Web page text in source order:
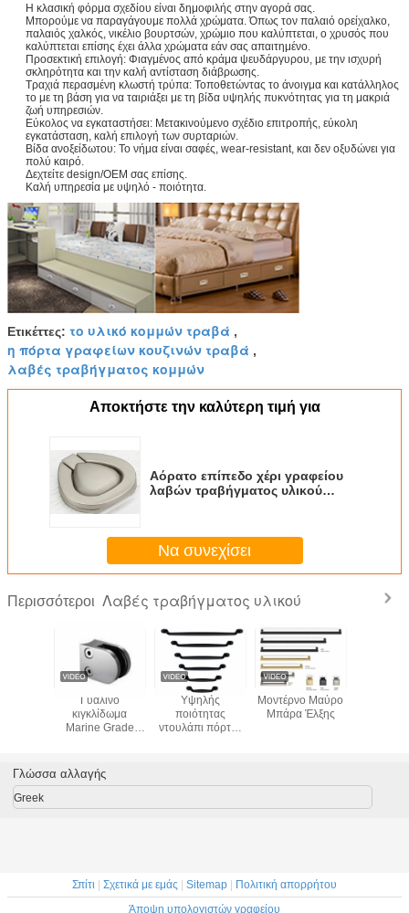
Η κλασική φόρμα σχεδίου είναι δημοφιλής στην αγορά σας.
Μπορούμε να παραγάγουμε πολλά χρώματα. Όπως τον παλαιό ορείχαλκο,
παλαιός χαλκός, νικέλιο βουρτσών, χρώμιο που καλύπτεται, ο χρυσός που
καλύπτεται επίσης έχει άλλα χρώματα εάν σας απαιτημένο.
Προσεκτική επιλογή: Φιαγμένος από κράμα ψευδάργυρου, με την ισχυρή
σκληρότητα και την καλή αντίσταση διάβρωσης.
Τραχιά περασμένη κλωστή τρύπα: Τοποθετώντας το άνοιγμα και κατάλληλος
το με τη βάση για να ταιριάξει με τη βίδα υψηλής πυκνότητας για τη μακριά
ζωή υπηρεσιών.
Εύκολος να εγκαταστήσει: Μετακινούμενο σχέδιο επιτροπής, εύκολη
εγκατάσταση, καλή επιλογή των συρταριών.
Βίδα ανοξείδωτου: Το νήμα είναι σαφές, wear-resistant, και δεν οξυδώνει για
πολύ καιρό.
Δεχτείτε design/OEM σας επίσης.
Καλή υπηρεσία με υψηλό - ποιότητα.
Ετικέττες: το υλικό κομμών τραβά ,
η πόρτα γραφείων κουζινών τραβά ,
λαβές τραβήγματος κομμών
Αποκτήστε την καλύτερη τιμή για
Αόρατο επίπεδο χέρι γραφείου
λαβών τραβήγματος υλικού
Να συνεχίσει
Περισσότεροι Λαβές τραβήγματος υλικού
96mm
Γυάλινο
κιγκλίδωμα
Marine Grade
ανοξείδωτο
χάλυβα για σατινέ
κιγκλίδωμα
Υψηλής
ποιότητας
ντουλάπι πόρτες
Ματ κουζίνα
τραβήξτε έπιπλα
Μοντέρνο Μαύρο
Μπάρα Έλξης
Γλώσσα αλλαγής
Greek
Σπίτι Σχετικά με εμάς Sitemap
Πολιτική απορρήτου
Άποψη υπολογιστών γραφείου